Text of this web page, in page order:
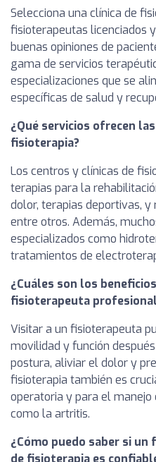
Selecciona una clínica de
fisioterapeutas licenciados
buenas opiniones de
gama de servicios
especializaciones que se
específicas de salud y
¿Qué servicios ofrecen
fisioterapia?
Los centros y clínicas de
terapias para la
dolor, terapias deportivas,
entre otros. Además,
especializados como
tratamientos de
¿Cuáles son los
fisioterapeuta
Visitar a un fisioterapeuta
movilidad y función
postura, aliviar el dolor y
fisioterapia también es
operatoria y para el manejo
como la artritis.
¿Cómo puedo saber si
de fisioterapia es